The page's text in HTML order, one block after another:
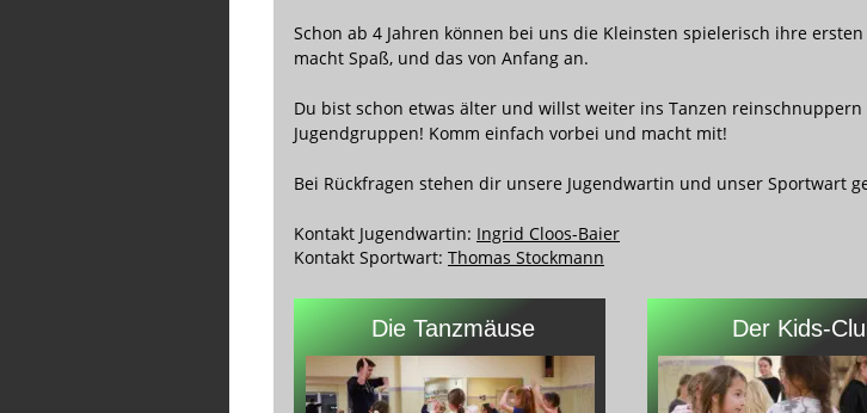
Schon ab 4 Jahren können bei uns die Kleinsten spielerisch ihre
macht Spaß, und das von Anfang an.
Du bist schon etwas älter und willst weiter ins Tanzen
Jugendgruppen! Komm einfach vorbei und macht mit!
Bei Rückfragen stehen dir unsere Jugendwartin und unser Sportwart
Kontakt Jugendwartin: Ingrid Cloos-Baier
Kontakt Sportwart: Thomas Stockmann
Die Tanzmäuse Der Kids-